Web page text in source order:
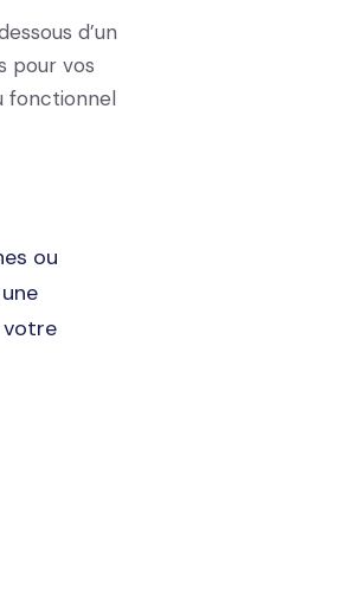
d’un
pour vos
fonctionnel
ou
votre